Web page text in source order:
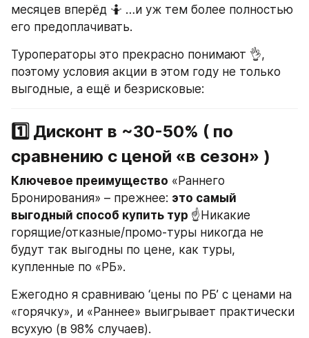
месяцев вперёд 🤷 …и уж тем более полностью
его предоплачивать.
Туроператоры это прекрасно понимают 👌,
поэтому условия акции в этом году не только
выгодные, а ещё и безрисковые:
1️⃣ Дисконт в ~30-50% ( по
сравнению с ценой «в сезон» )
Ключевое преимущество «Раннего
Бронирования» – прежнее: это самый
выгодный способ купить тур ☝️Никакие
горящие/отказные/промо-туры никогда не
будут так выгодны по цене, как туры,
купленные по «РБ».
Ежегодно я сравниваю ‘цены по РБ’ с ценами на
«горячку», и «Раннее» выигрывает практически
всухую (в 98% случаев).